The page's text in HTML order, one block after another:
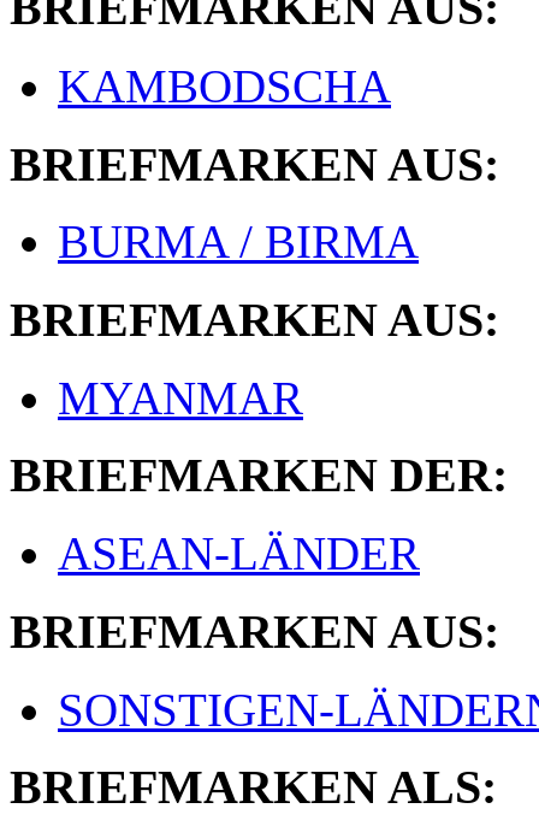
KAMBODSCHA
BRIEFMARKEN AUS:
BURMA / BIRMA
BRIEFMARKEN AUS:
MYANMAR
BRIEFMARKEN DER:
ASEAN-LÄNDER
BRIEFMARKEN AUS:
SONSTIGEN-
BRIEFMARKEN ALS: